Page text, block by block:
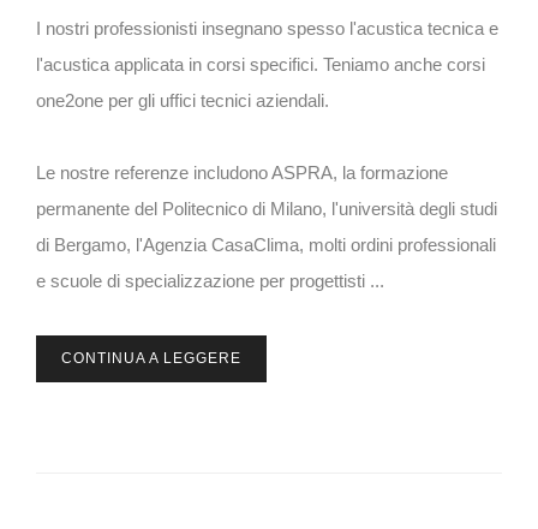
I nostri professionisti insegnano spesso l'acustica tecnica e
l'acustica applicata in corsi specifici. Teniamo anche corsi
one2one per gli uffici tecnici aziendali.
Le nostre referenze includono ASPRA, la formazione
permanente del Politecnico di Milano, l'università degli studi
di Bergamo, l'Agenzia CasaClima, molti ordini professionali
e scuole di specializzazione per progettisti ...
CONTINUA A LEGGERE